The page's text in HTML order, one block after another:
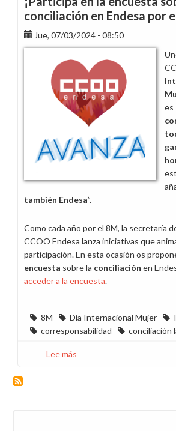
conciliación en Endesa por
Jue, 07/03/2024 - 08:50
es
también Endesa”.
Como cada año por el 8M, la secretaría
CCOO Endesa lanza iniciativas que
participación. En esta ocasión os
encuesta sobre la conciliación en
acceder a la encuesta.
8M Día Internacional Mujer
corresponsabilidad
conciliación
Lee más